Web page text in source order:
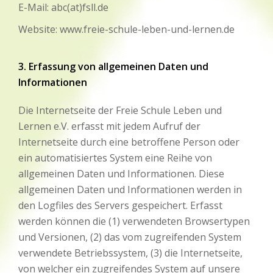
E-Mail: abc(at)fsll.de
Website: www.freie-schule-leben-und-lernen.de
3. Erfassung von allgemeinen Daten und
Informationen
Die Internetseite der Freie Schule Leben und
Lernen e.V. erfasst mit jedem Aufruf der
Internetseite durch eine betroffene Person oder
ein automatisiertes System eine Reihe von
allgemeinen Daten und Informationen. Diese
allgemeinen Daten und Informationen werden in
den Logfiles des Servers gespeichert. Erfasst
werden können die (1) verwendeten Browsertypen
und Versionen, (2) das vom zugreifenden System
verwendete Betriebssystem, (3) die Internetseite,
von welcher ein zugreifendes System auf unsere